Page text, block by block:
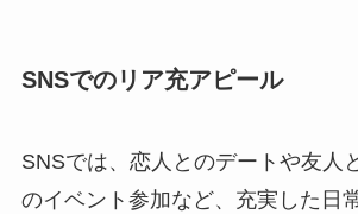
SNSでのリア充アピール
SNSでは、恋人とのデートや友人
のイベント参加など、充実した日